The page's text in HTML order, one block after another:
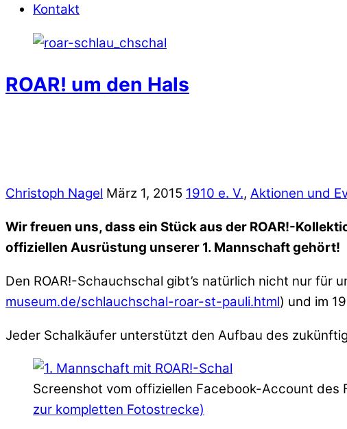
Kontakt
ROAR! um den Hals
Christoph Nagel März 1, 2015 1910 e. V., Aktionen und
Wir freuen uns, dass ein Stück aus der ROAR!-
offiziellen Ausrüstung unserer 1. Mannschaft gehört!
Den ROAR!-Schauchschal gibt’s natürlich nicht nur für
museum.de/schlauchschal-roar-st-pauli.html) und im
Jeder Schalkäufer unterstützt den Aufbau des
Screenshot vom offiziellen Facebook-Account des
zur kompletten Fotostrecke)